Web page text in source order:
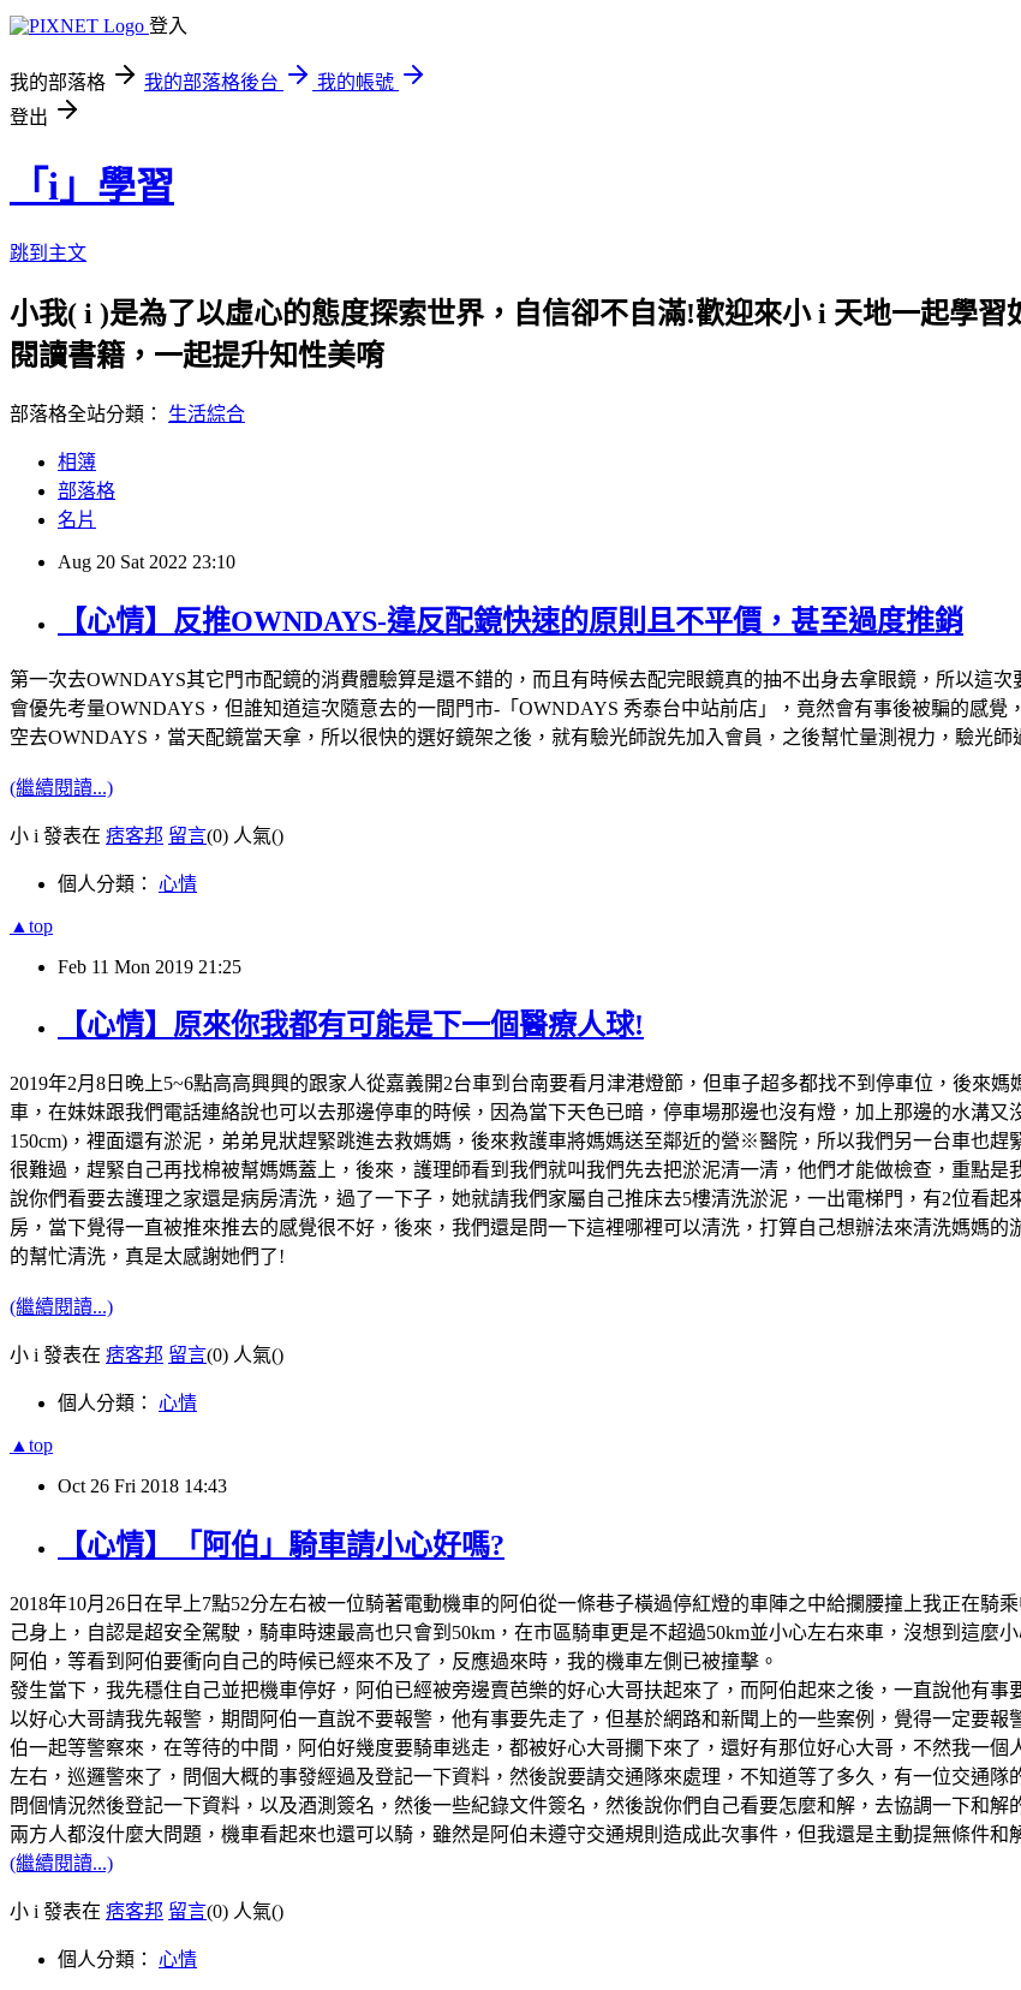
登入
我的部落格 我的部落格後台
我的帳號
登出
「i」學習
跳到主文
小我( i )是為了以虛心的態度探索世界，自信卻不自滿!歡迎來小 i 天地一起學
閱讀書籍，一起提升知性美唷
部落格全站分類： 生活綜合
相簿
部落格
名片
Aug 20 Sat 2022 23:10
【心情】反推OWNDAYS-違反配鏡快速的原則且不平價，甚至過度推銷
第一次去OWNDAYS其它門市配鏡的消費體驗算是還不錯的，而且有時候去配完眼鏡真的抽不出身去拿眼鏡，所以這
會優先考量OWNDAYS，但誰知道這次隨意去的一間門市-「OWNDAYS 秀泰台中站前店」，竟然會有事後被騙的感
空去OWNDAYS，當天配鏡當天拿，所以很快的選好鏡架之後，就有驗光師說先加入會員，之後幫忙量測視力，驗光師
(繼續閱讀...)
小 i 發表在 痞客邦 留言(0) 人氣()
個人分類： 心情
▲top
Feb 11 Mon 2019 21:25
【心情】原來你我都有可能是下一個醫療人球!
2019年2月8日晚上5~6點高高興興的跟家人從嘉義開2台車到台南要看月津港燈節，但車子超多都找不到停車位，後來
車，在妹妹跟我們電話連絡說也可以去那邊停車的時候，因為當下天色已暗，停車場那邊也沒有燈，加上那邊的水溝
150cm)，裡面還有淤泥，弟弟見狀趕緊跳進去救媽媽，後來救護車將媽媽送至鄰近的營※醫院，所以我們另一台車也
很難過，趕緊自己再找棉被幫媽媽蓋上，後來，護理師看到我們就叫我們先去把淤泥清一清，他們才能做檢查，重點
說你們看要去護理之家還是病房清洗，過了一下子，她就請我們家屬自己推床去5樓清洗淤泥，一出電梯門，有2位看
房，當下覺得一直被推來推去的感覺很不好，後來，我們還是問一下這裡哪裡可以清洗，打算自己想辦法來清洗媽媽
的幫忙清洗，真是太感謝她們了!
(繼續閱讀...)
小 i 發表在 痞客邦 留言(0) 人氣()
個人分類： 心情
▲top
Oct 26 Fri 2018 14:43
【心情】「阿伯」騎車請小心好嗎?
2018年10月26日在早上7點52分左右被一位騎著電動機車的阿伯從一條巷子橫過停紅燈的車陣之中給攔腰撞上我正在騎
己身上，自認是超安全駕駛，騎車時速最高也只會到50km，在市區騎車更是不超過50km並小心左右來車，沒想到這麼
阿伯，等看到阿伯要衝向自己的時候已經來不及了，反應過來時，我的機車左側已被撞擊。
發生當下，我先穩住自己並把機車停好，阿伯已經被旁邊賣芭樂的好心大哥扶起來了，而阿伯起來之後，一直說他有
以好心大哥請我先報警，期間阿伯一直說不要報警，他有事要先走了，但基於網路和新聞上的一些案例，覺得一定要
伯一起等警察來，在等待的中間，阿伯好幾度要騎車逃走，都被好心大哥攔下來了，還好有那位好心大哥，不然我一
左右，巡邏警來了，問個大概的事發經過及登記一下資料，然後說要請交通隊來處理，不知道等了多久，有一位交通
問個情況然後登記一下資料，以及酒測簽名，然後一些紀錄文件簽名，然後說你們自己看要怎麼和解，去協調一下和
兩方人都沒什麼大問題，機車看起來也還可以騎，雖然是阿伯未遵守交通規則造成此次事件，但我還是主動提無條件和
(繼續閱讀...)
小 i 發表在 痞客邦 留言(0) 人氣()
個人分類： 心情